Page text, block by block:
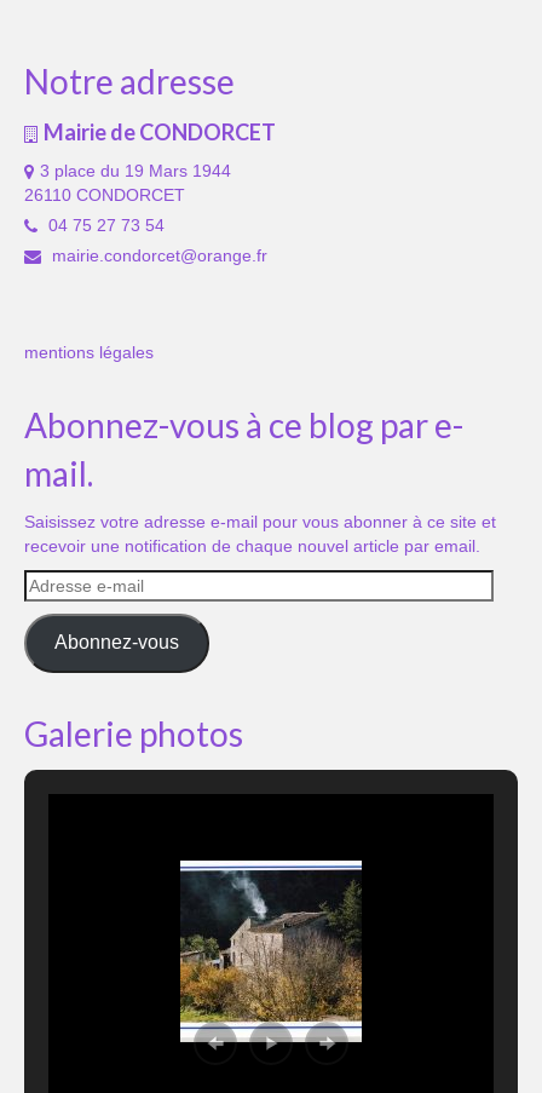
Notre adresse
Mairie de CONDORCET
3 place du 19 Mars 1944
26110 CONDORCET
04 75 27 73 54
mairie.condorcet@orange.fr
mentions légales
Abonnez-vous à ce blog par e-
mail.
Saisissez votre adresse e-mail pour vous abonner à ce site et
recevoir une notification de chaque nouvel article par email.
Adresse
e-
mail
Abonnez-vous
Galerie photos